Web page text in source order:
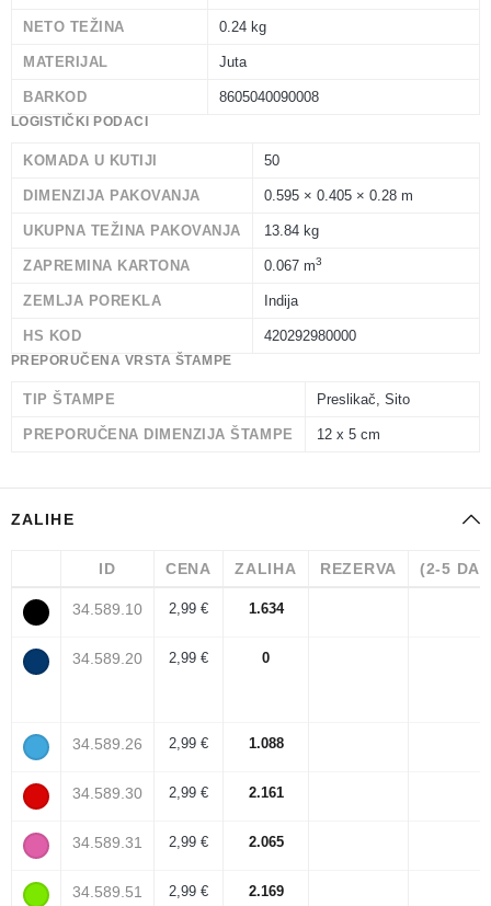
NETO TEŽINA 0.24 kg
MATERIJAL Juta
BARKOD 8605040090008
LOGISTIČKI PODACI
KOMADA U KUTIJI 50
DIMENZIJA PAKOVANJA 0.595 × 0.405 × 0.28 m
UKUPNA TEŽINA PAKOVANJA 13.84 kg
ZAPREMINA KARTONA 0.067 m3
ZEMLJA POREKLA Indija
HS KOD 420292980000
PREPORUČENA VRSTA ŠTAMPE
TIP ŠTAMPE Preslikač, Sito
PREPORUČENA DIMENZIJA ŠTAMPE 12 x 5 cm
ZALIHE
ID CENA ZALIHA REZERVA (2-5
34.589.10 2,99 € 1.634
34.589.20 2,99 € 0
34.589.26 2,99 € 1.088
34.589.30 2,99 € 2.161
34.589.31 2,99 € 2.065
34.589.51 2,99 € 2.169